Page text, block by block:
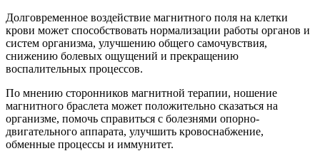
Долговременное воздействие магнитного поля на клетки
крови может способствовать нормализации работы органов и
систем организма, улучшению общего самочувствия,
снижению болевых ощущений и прекращению
воспалительных процессов.
По мнению сторонников магнитной терапии, ношение
магнитного браслета может положительно сказаться на
организме, помочь справиться с болезнями опорно-
двигательного аппарата, улучшить кровоснабжение,
обменные процессы и иммунитет.